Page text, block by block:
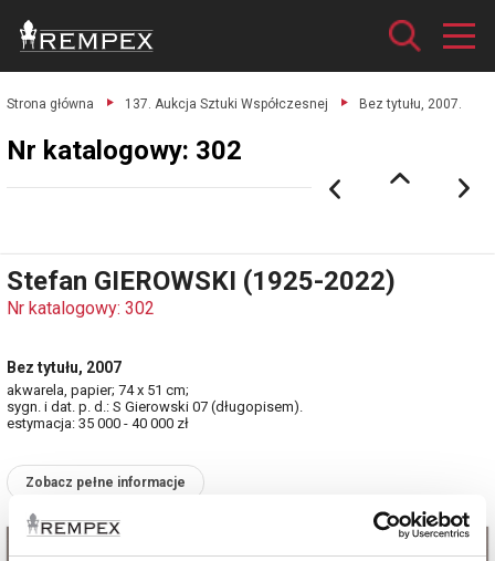
Strona główna 137. Aukcja Sztuki Współczesnej Bez tytułu, 2007.
Nr katalogowy: 302
Stefan GIEROWSKI (1925-2022)
Nr katalogowy: 302
Bez tytułu, 2007
akwarela, papier; 74 x 51 cm;
sygn. i dat. p. d.: S Gierowski 07 (długopisem).
estymacja: 35 000 - 40 000 zł
Zobacz pełne informacje